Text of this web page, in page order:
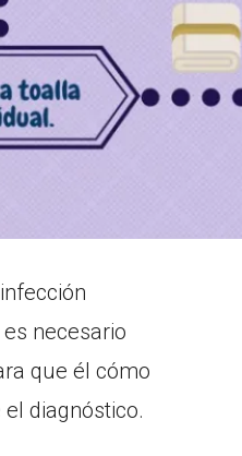
necesario
que él cómo
diagnóstico.